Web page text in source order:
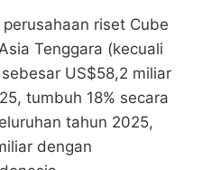
riset Cube
Tenggara (kecuali
US$58,2 miliar
tumbuh 18% secara
tahun 2025,
dengan